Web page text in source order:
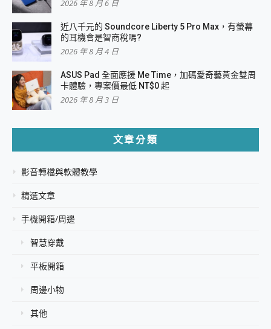
2026 年 8 月 6 日
近八千元的 Soundcore Liberty 5 Pro Max，有螢幕
的耳機會是智商稅嗎?
2026 年 8 月 4 日
ASUS Pad 全面應援 Me Time，加碼愛奇藝黃金雙周
卡體驗，專案價最低 NT$0 起
2026 年 8 月 3 日
文章分類
影音轉檔與軟體教學
精選文章
手機開箱/周邊
智慧穿戴
平板開箱
周邊小物
其他